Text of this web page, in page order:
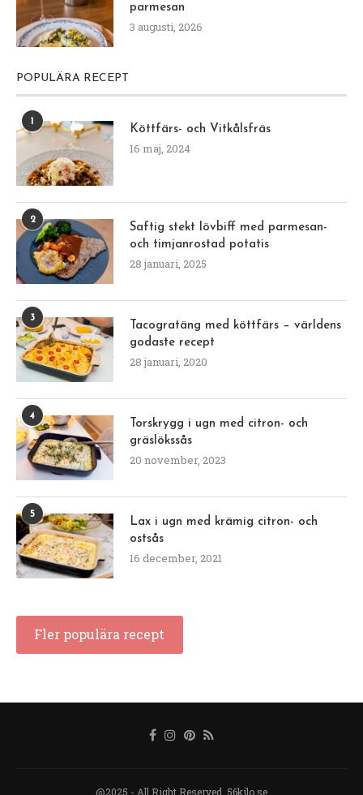
parmesan
3 augusti, 2026
POPULÄRA RECEPT
Köttfärs- och Vitkålsfräs
16 maj, 2024
2
Saftig stekt lövbiff med parmesan-
och timjanrostad potatis
28 januari, 2025
3
Tacogratäng med köttfärs – världens
godaste recept
28 januari, 2020
4
Torskrygg i ugn med citron- och
gräslökssås
20 november, 2023
5
Lax i ugn med krämig citron- och
ostsås
16 december, 2021
Fler populära recept
@2025 - All Right Reserved. 56kilo.se